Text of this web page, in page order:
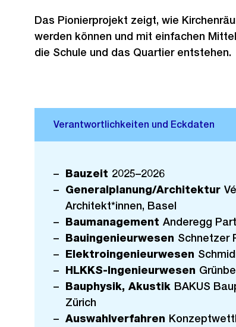
Das Pionierprojekt zeigt, wie
werden können und mit einfachen
die Schule und das Quartier entstehen.
Bauzeit 2025–2026
Generalplanung/Architektur
Architekt*innen, Basel
BaumanagementAnderegg
Bauingenieurwesen Schnetzer
Elektroingenieurwesen
HLKKS-Ingenieurwesen
Bauphysik, Akustik BAKUS
Zürich
Auswahlverfahren